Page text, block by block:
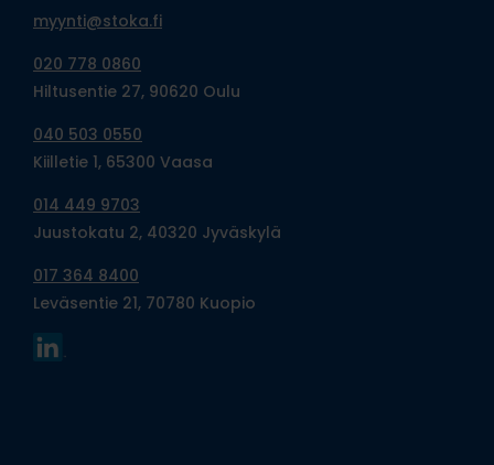
myynti@stoka.fi
020 778 0860
Hiltusentie 27, 90620 Oulu
040 503 0550
Kiilletie 1, 65300 Vaasa
014 449 9703
Juustokatu 2, 40320 Jyväskylä
017 364 8400
Leväsentie 21, 70780 Kuopio